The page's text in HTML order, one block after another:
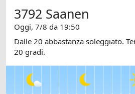
3792 Saanen
Oggi, 7/8 da 19:50
Dalle 20 abbastanza soleggiato.
20 gradi.